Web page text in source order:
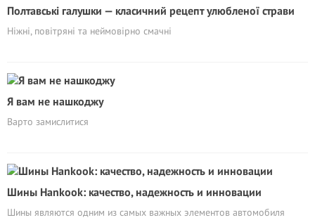
Полтавські галушки — класичний рецепт улюбленої страви
Ніжні, повітряні та неймовірно смачні
Я вам не нашкоджу
Варто замислитися
Шины Hankook: качество, надежность и инновации
Шины являются одним из самых важных элементов автомобиля